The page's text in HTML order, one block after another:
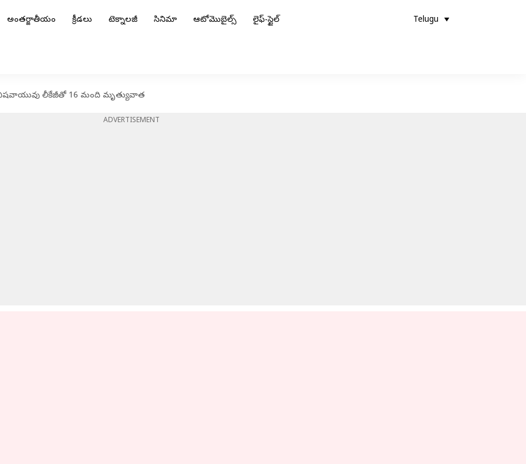
అంతర్జాతీయం క్రీడలు టెక్నాలజీ సినిమా ఆటోమొబైల్స్ లైఫ్-స్టైల్ Telugu
లీకేజీతో 16 మంది మృత్యువాత
ADVERTISEMENT